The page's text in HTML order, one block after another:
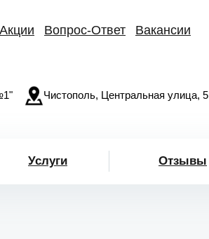
Акции Вопрос-Ответ Вакансии
Чистополь, Центральная улица, 5
Услуги Отзывы